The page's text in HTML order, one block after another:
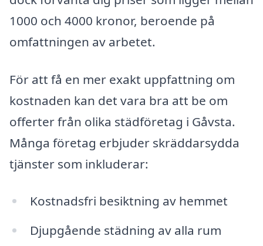
1000 och 4000 kronor, beroende på
omfattningen av arbetet.
För att få en mer exakt uppfattning om
kostnaden kan det vara bra att be om
offerter från olika städföretag i Gåvsta.
Många företag erbjuder skräddarsydda
tjänster som inkluderar:
Kostnadsfri besiktning av hemmet
Djupgående städning av alla rum